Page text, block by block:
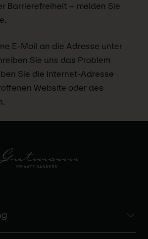
Barrierefreiheit – melden Sie
E-Mail an die Adresse unter
Sie uns das Problem
Sie die Internet-Adresse
Website oder des